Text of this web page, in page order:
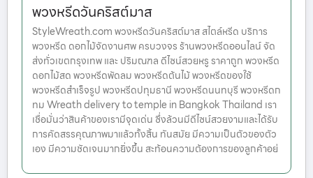
พวงหรีดวันคริสต์มาส
StyleWreath.com พวงหรีดวันคริสต์มาส สไตล์หรีด บริการ
พวงหรีด ดอกไม้จัดงานศพ ครบวงจร ร้านพวงหรีดออนไลน์ จัด
ส่งทั่วเขตกรุงเทพ และ ปริมณฑล ดีไซน์สวยหรู ราคาถูก พวงหรีด
ดอกไม้สด พวงหรีดพัดลม พวงหรีดต้นไม้ พวงหรีดของใช้
พวงหรีดสำเร็จรูป พวงหรีดปทุมธานี พวงหรีดนนทบุรี พวงหรีดก
ทม Wreath delivery to temple in Bangkok Thailand เรา
เชื่อมั่นว่าสินค้าของเรามีจุดเด่น ซึ่งล้วนมีดีไซน์สวยงามและได้รับ
การคัดสรรคุณภาพมาแล้วทั้งสิ้น ทันสมัย มีความเป็นตัวของตัว
เอง มีความชัดเจนมากยิ่งขึ้น สะท้อนความต้องการของลูกค้าอย่